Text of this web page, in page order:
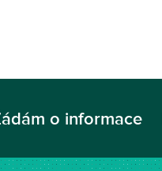
o informace